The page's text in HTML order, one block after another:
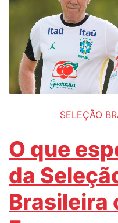
SELEÇÃO
O que
da
Brasileira